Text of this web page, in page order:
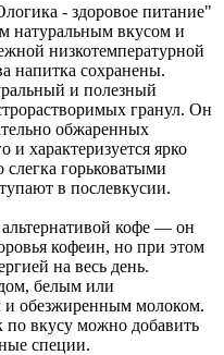
- здоровое питание"
натуральным вкусом и
низкотемпературной
напитка сохранены.
и полезный
гранул. Он
обжаренных
характеризуется ярко
горьковатыми
в послевкусии.
кофе — он
кофеин, но при этом
на весь день.
белым или
и обезжиренным молоком.
вкусу можно добавить
специи.